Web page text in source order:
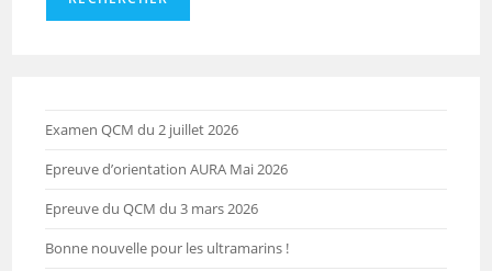
Examen QCM du 2 juillet 2026
Epreuve d’orientation AURA Mai 2026
Epreuve du QCM du 3 mars 2026
Bonne nouvelle pour les ultramarins !